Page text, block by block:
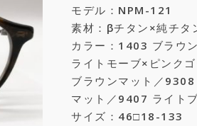
モデル：NPM-121
素材：βチタン×純チタ
カラー：1403 ブラウ
ライトモーブ×ピンク
ブラウンマット／
マット／9407 ライト
サイズ：46□18-133